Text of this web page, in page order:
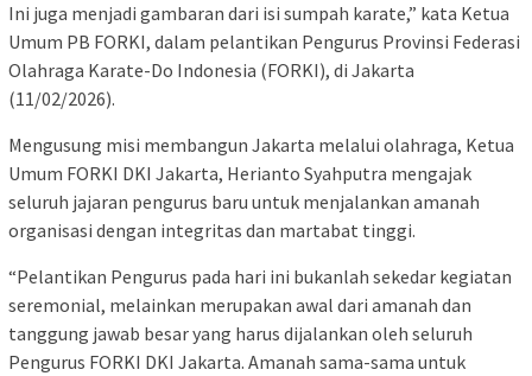
Ini juga menjadi gambaran dari isi sumpah karate,” kata Ketua
Umum PB FORKI, dalam pelantikan Pengurus Provinsi Federasi
Olahraga Karate-Do Indonesia (FORKI), di Jakarta
(11/02/2026).
Mengusung misi membangun Jakarta melalui olahraga, Ketua
Umum FORKI DKI Jakarta, Herianto Syahputra mengajak
seluruh jajaran pengurus baru untuk menjalankan amanah
organisasi dengan integritas dan martabat tinggi.
“Pelantikan Pengurus pada hari ini bukanlah sekedar kegiatan
seremonial, melainkan merupakan awal dari amanah dan
tanggung jawab besar yang harus dijalankan oleh seluruh
Pengurus FORKI DKI Jakarta. Amanah sama-sama untuk